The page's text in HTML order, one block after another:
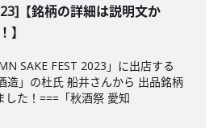
【銘柄の詳細は説明文か
】
SAKE FEST 2023」に出店する
造」の杜氏 船井さんから 出品銘柄
した！===「秋酒祭 愛知